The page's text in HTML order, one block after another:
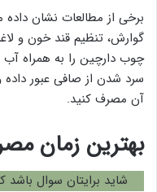
برخی از مطالعات نشان
گوارش، تنظیم قند خون و
سرد شدن از صافی عبور
آن مصرف کنید.
بهترین زمان
شاید برایتان سوال باشد